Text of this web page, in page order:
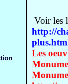
Voir les
http://
Les